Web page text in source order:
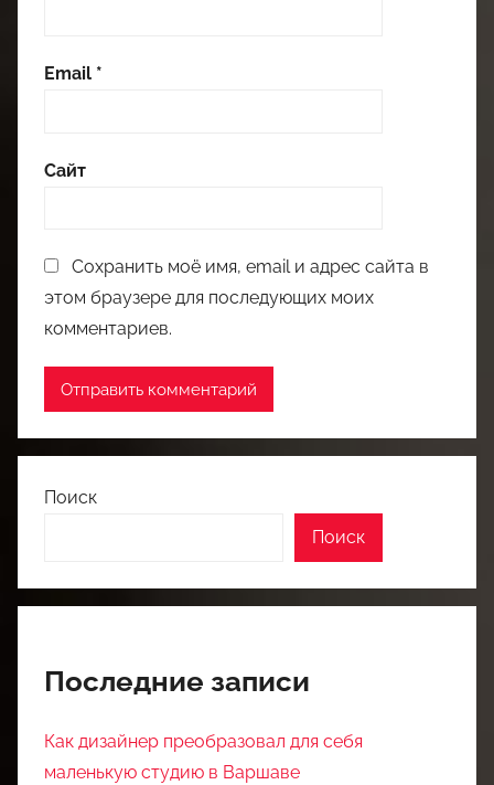
Email *
Сайт
Сохранить моё имя, email и адрес сайта в
этом браузере для последующих моих
комментариев.
Поиск
Поиск
Последние записи
Как дизайнер преобразовал для себя
маленькую студию в Варшаве